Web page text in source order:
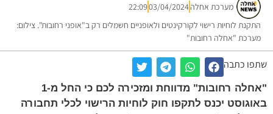
מערכת אחלה 03/04/2024
22:09
לוחיות רישוי לקורקינטים ולאופניים חשמלים רק ב"אופני רחובות". צילום:
"אחלה רחובות"
כתבה
"אחלה רחובות" מדווחת ומזכירה לכם כי החל מ-1
יכנס לתקפו חוק לוחיות הרישוי לכלי תחבורה